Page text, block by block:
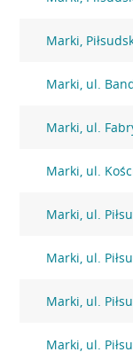
Marki,
Marki, ul.
Marki, ul.
Marki, ul.
Marki, ul.
Marki, ul.
Marki, ul.
Marki, ul.